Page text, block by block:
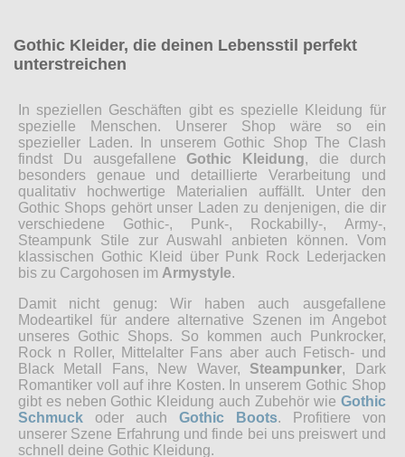
Gothic Kleider, die deinen Lebensstil perfekt
unterstreichen
In speziellen Geschäften gibt es spezielle Kleidung für
spezielle Menschen. Unserer Shop wäre so ein
spezieller Laden. In unserem Gothic Shop The Clash
findst Du ausgefallene Gothic Kleidung, die durch
besonders genaue und detaillierte Verarbeitung und
qualitativ hochwertige Materialien auffällt. Unter den
Gothic Shops gehört unser Laden zu denjenigen, die dir
verschiedene Gothic-, Punk-, Rockabilly-, Army-,
Steampunk Stile zur Auswahl anbieten können. Vom
klassischen Gothic Kleid über Punk Rock Lederjacken
bis zu Cargohosen im Armystyle.
Damit nicht genug: Wir haben auch ausgefallene
Modeartikel für andere alternative Szenen im Angebot
unseres Gothic Shops. So kommen auch Punkrocker,
Rock n Roller, Mittelalter Fans aber auch Fetisch- und
Black Metall Fans, New Waver, Steampunker, Dark
Romantiker voll auf ihre Kosten. In unserem Gothic Shop
gibt es neben Gothic Kleidung auch Zubehör wie Gothic
Schmuck oder auch Gothic Boots. Profitiere von
unserer Szene Erfahrung und finde bei uns preiswert und
schnell deine Gothic Kleidung.